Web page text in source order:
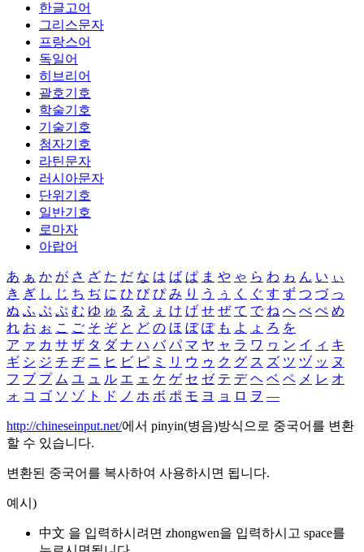
한글고어
그리스문자
프랑스어
독일어
히브리어
괄호기호
학술기호
기술기호
첨자기호
라틴문자
러시아문자
단위기호
일반기호
로마자
아랍어
あ ぁ か が さ ざ た だ な は ば ぱ ま や ゃ ら わ ゎ ん い ぃ
き ぎ し じ ち ぢ に ひ び ぴ み り う ぅ く ぐ す ず つ づ っ
ぬ ふ ぶ ぷ む ゆ ゅ る え ぇ け げ せ ぜ て で ね へ べ ぺ め
れ お ぉ こ ご そ ぞ と ど の ほ ぼ ぽ も よ ょ ろ を
ア ァ カ サ ザ タ ダ ナ ハ バ パ マ ヤ ャ ラ ワ ヮ ン イ ィ キ
ギ シ ジ チ ヂ ニ ヒ ビ ピ ミ リ ウ ゥ ク グ ス ズ ツ ヅ ッ ヌ
フ ブ プ ム ユ ュ ル エ ェ ケ ゲ セ ゼ テ デ ヘ ベ ペ メ レ オ
ォ コ ゴ ソ ゾ ト ド ノ ホ ボ ポ モ ヨ ョ ロ ヲ ―
http://chineseinput.net/에서 pinyin(병음)방식으로 중국어를 변환
할 수 있습니다.
변환된 중국어를 복사하여 사용하시면 됩니다.
예시)
中文 을 입력하시려면 zhongwen을 입력하시고 space를